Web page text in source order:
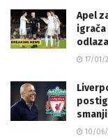
Apel
17/01/
10/06/